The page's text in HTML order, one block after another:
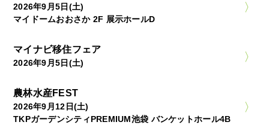
2026年9月5日(土)
マイドームおおさか 2F 展示ホールD
マイナビ移住フェア
2026年9月5日(土)
農林水産FEST
2026年9月12日(土)
TKPガーデンシティPREMIUM池袋 バンケットホール4B